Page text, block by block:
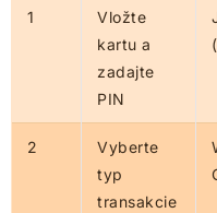
1
Vložte
kartu a
zadajte
PIN
2
Vyberte
typ
transakcie